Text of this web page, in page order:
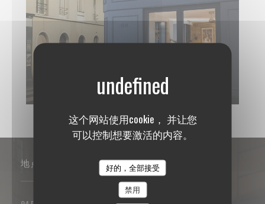
这个网站使用cookie， 并让您
可以控制想要激活的内容。
好的，全部接受
禁用
TONTON DES DAMES.JPG
地点